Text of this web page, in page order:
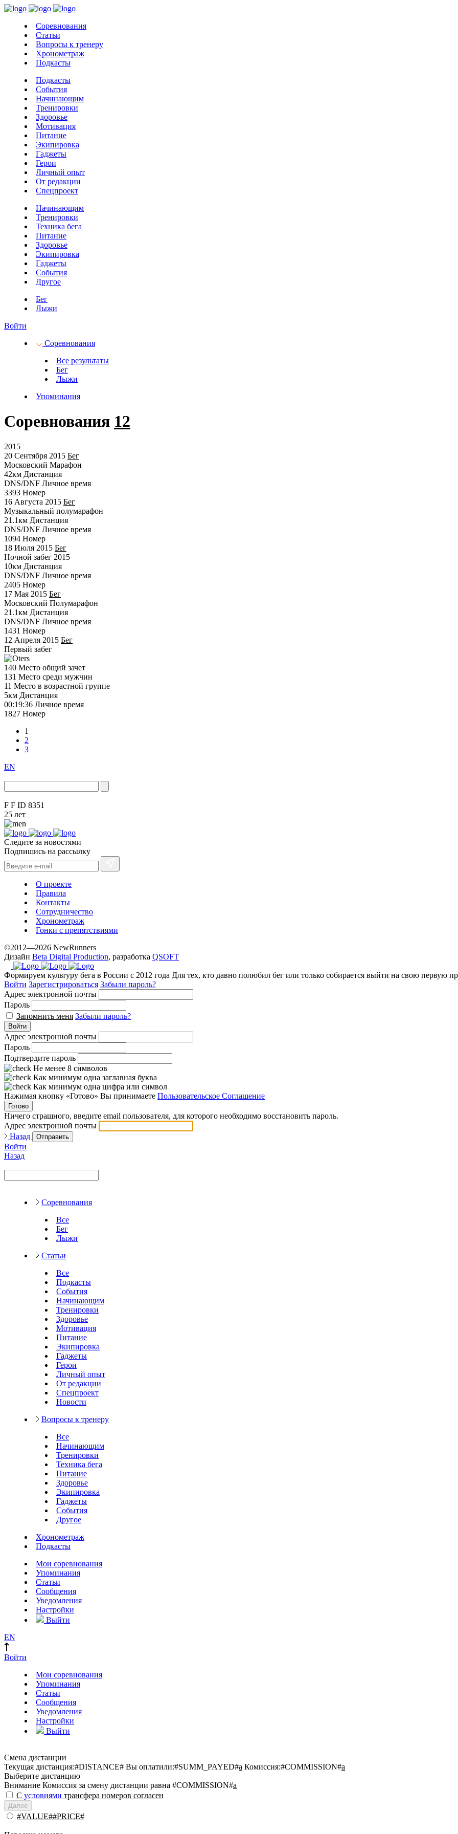
Соревнования
Статьи
Вопросы к тренеру
Хронометраж
Подкасты
Подкасты
События
Начинающим
Тренировки
Здоровье
Мотивация
Питание
Экипировка
Гаджеты
Герои
Личный опыт
От редакции
Спецпроект
Начинающим
Тренировки
Техника бега
Питание
Здоровье
Экипировка
Гаджеты
События
Другое
Бег
Лыжи
Войти
Соревнования
Все результаты
Бег
Лыжи
Упоминания
Соревнования 12
2015
20 Сентября 2015 Бег
Московский Марафон
42км Дистанция
DNS/DNF Личное время
3393 Номер
16 Августа 2015 Бег
Музыкальный полумарафон
21.1км Дистанция
DNS/DNF Личное время
1094 Номер
18 Июля 2015 Бег
Ночной забег 2015
10км Дистанция
DNS/DNF Личное время
2405 Номер
17 Мая 2015 Бег
Московский Полумарафон
21.1км Дистанция
DNS/DNF Личное время
1431 Номер
12 Апреля 2015 Бег
Первый забег
140 Место общий зачет
131 Место среди мужчин
11 Место в возрастной группе
5км Дистанция
00:19:36 Личное время
1827 Номер
1
2
3
EN
F F ID 8351
25 лет
Следите за новостями
Подпишись на рассылку
О проекте
Правила
Контакты
Сотрудничество
Хронометраж
Гонки с препятствиями
©2012—2026 NewRunners
Дизайн Beta Digital Production, разработка QSOFT
Формируем культуру бега в России с 2012 года Для тех, кто давно полюбил бег или только собирается выйти на свою первую
Войти Зарегистрироваться Забыли пароль?
Адрес электронной почты
Пароль
Запомнить меня Забыли пароль?
Войти
Адрес электронной почты
Пароль
Подтвердите пароль
Не менее 8 символов
Как минимум одна заглавная буква
Как минимум одна цифра или символ
Нажимая кнопку «Готово» Вы принимаете Пользовательское Соглашение
Готово
Ничего страшного, введите email пользователя, для которого необходимо восстановить пароль.
Адрес электронной почты
Назад
Отправить
Войти
Назад
Соревнования
Все
Бег
Лыжи
Статьи
Все
Подкасты
События
Начинающим
Тренировки
Здоровье
Мотивация
Питание
Экипировка
Гаджеты
Герои
Личный опыт
От редакции
Спецпроект
Новости
Вопросы к тренеру
Все
Начинающим
Тренировки
Техника бега
Питание
Здоровье
Экипировка
Гаджеты
События
Другое
Хронометраж
Подкасты
Мои соревнования
Упоминания
Статьи
Сообщения
Уведомления
Настройки
Выйти
EN
Войти
Мои соревнования
Упоминания
Статьи
Сообщения
Уведомления
Настройки
Выйти
Смена дистанции
Текущая дистанция:#DISTANCE# Вы оплатили:#SUMM_PAYED#a Комиссия:#COMMISSION#a
Выберите дистанцию
Внимание Комиссия за смену дистанции равна #COMMISSION#a
С условиями трансфера номеров согласен
Далее
#VALUE##PRICE#